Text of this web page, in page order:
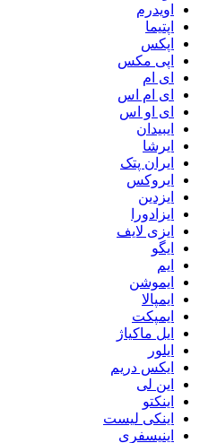
اویدرم
اپتیما
اپکس
اپی مکس
ای ام
ای ام اس
ای او اس
ایبیدان
ایرشا
ایران پتک
ایروکس
ایزدین
ایزادورا
ایزی لایف
ایگو
ایم
ایموشن
ایمپالا
ایمپکت
ایل ماکیاژ
ایلور
ایکس دریم
این لی
اینکتو
اینکی لیست
اینیسفری